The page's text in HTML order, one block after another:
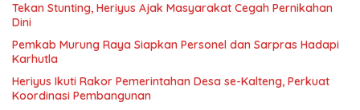
Tekan Stunting, Heriyus Ajak Masyarakat Cegah Pernikahan
Dini
Pemkab Murung Raya Siapkan Personel dan Sarpras Hadapi
Karhutla
Heriyus Ikuti Rakor Pemerintahan Desa se-Kalteng, Perkuat
Koordinasi Pembangunan